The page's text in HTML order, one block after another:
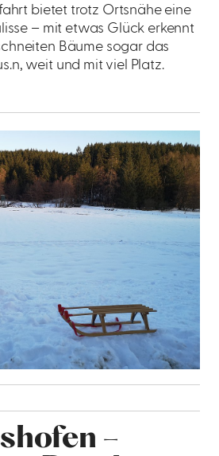
bietet trotz Ortsnähe eine
– mit etwas Glück erkennt
Bäume sogar das
weit und mit viel Platz.
–